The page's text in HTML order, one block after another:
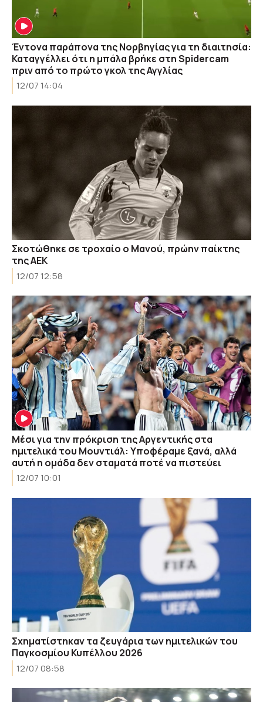
Έντονα παράπονα της Νορβηγίας για τη διαιτησία:
Καταγγέλλει ότι η μπάλα βρήκε στη Spidercam
πριν από το πρώτο γκολ της Αγγλίας
12/07 14:04
Σκοτώθηκε σε τροχαίο ο Μανού, πρώην παίκτης
της ΑΕΚ
12/07 12:58
Μέσι για την πρόκριση της Αργεντικής στα
ημιτελικά του Moυντιάλ: Υποφέραμε ξανά, αλλά
αυτή η ομάδα δεν σταματά ποτέ να πιστεύει
12/07 10:01
Σχηματίστηκαν τα ζευγάρια των ημιτελικών του
Παγκοσμίου Κυπέλλου 2026
12/07 08:58